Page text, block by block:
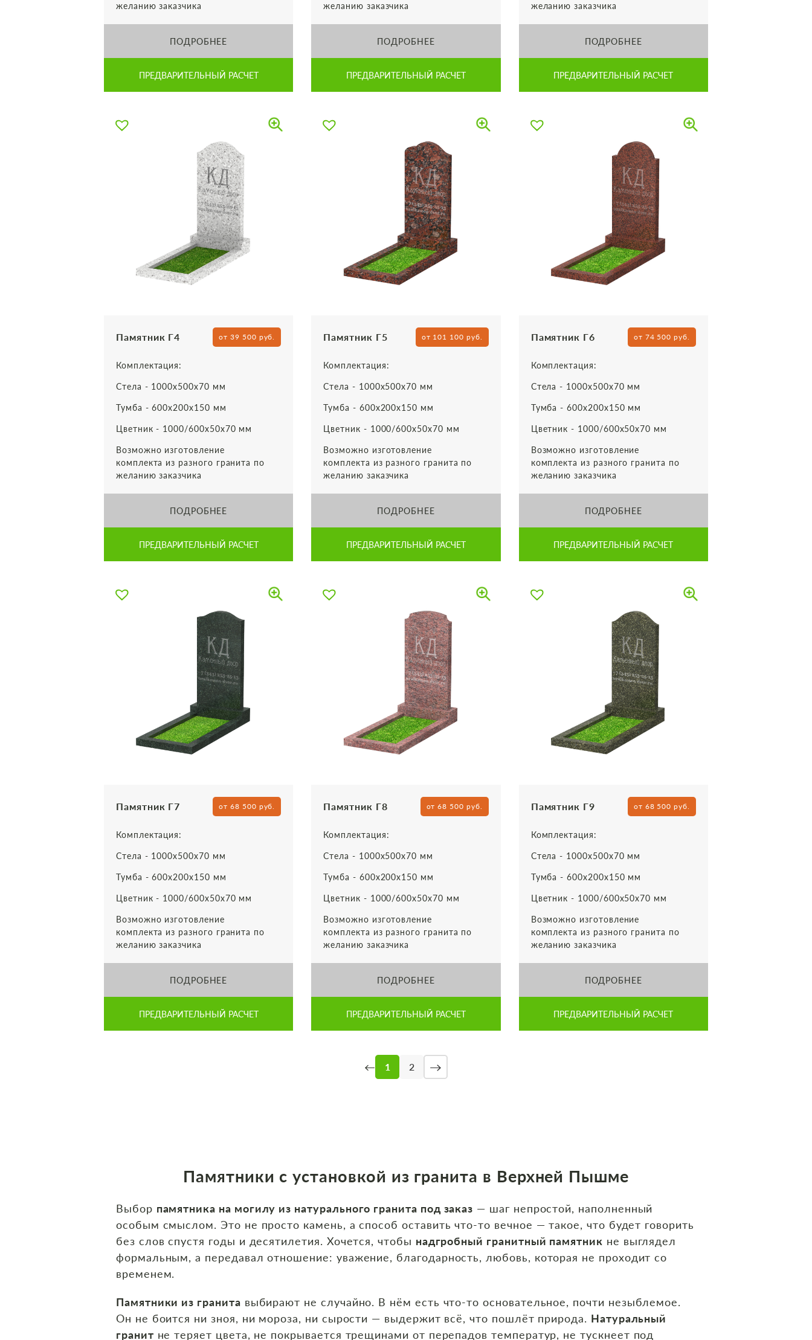
желанию заказчика
ПОДРОБНЕЕ
ПРЕДВАРИТЕЛЬНЫЙ РАСЧЕТ
желанию заказчика
ПОДРОБНЕЕ
ПРЕДВАРИТЕЛЬНЫЙ РАСЧЕТ
желанию заказчика
ПОДРОБНЕЕ
ПРЕДВАРИТЕЛЬНЫЙ РАСЧЕТ
Памятник Г4 от 39 500 руб.
Комплектация:
Стела - 1000х500х70 мм
Тумба - 600х200х150 мм
Цветник - 1000/600х50х70 мм
Возможно изготовление
комплекта из разного гранита по
желанию заказчика
ПОДРОБНЕЕ
ПРЕДВАРИТЕЛЬНЫЙ РАСЧЕТ
Памятник Г5 от 101 100 руб.
Комплектация:
Стела - 1000х500х70 мм
Тумба - 600х200х150 мм
Цветник - 1000/600х50х70 мм
Возможно изготовление
комплекта из разного гранита по
желанию заказчика
ПОДРОБНЕЕ
ПРЕДВАРИТЕЛЬНЫЙ РАСЧЕТ
Памятник Г6 от 74 500 руб.
Комплектация:
Стела - 1000х500х70 мм
Тумба - 600х200х150 мм
Цветник - 1000/600х50х70 мм
Возможно изготовление
комплекта из разного гранита по
желанию заказчика
ПОДРОБНЕЕ
ПРЕДВАРИТЕЛЬНЫЙ РАСЧЕТ
Памятник Г7 от 68 500 руб.
Комплектация:
Стела - 1000х500х70 мм
Тумба - 600х200х150 мм
Цветник - 1000/600х50х70 мм
Возможно изготовление
комплекта из разного гранита по
желанию заказчика
ПОДРОБНЕЕ
ПРЕДВАРИТЕЛЬНЫЙ РАСЧЕТ
Памятник Г8 от 68 500 руб.
Комплектация:
Стела - 1000х500х70 мм
Тумба - 600х200х150 мм
Цветник - 1000/600х50х70 мм
Возможно изготовление
комплекта из разного гранита по
желанию заказчика
ПОДРОБНЕЕ
ПРЕДВАРИТЕЛЬНЫЙ РАСЧЕТ
Памятник Г9 от 68 500 руб.
Комплектация:
Стела - 1000х500х70 мм
Тумба - 600х200х150 мм
Цветник - 1000/600х50х70 мм
Возможно изготовление
комплекта из разного гранита по
желанию заказчика
ПОДРОБНЕЕ
ПРЕДВАРИТЕЛЬНЫЙ РАСЧЕТ
← 1 2 →
Памятники с установкой из гранита в Верхней Пышме
Выбор памятника на могилу из натурального гранита под заказ — шаг непростой, наполненный
особым смыслом. Это не просто камень, а способ оставить что‑то вечное — такое, что будет говорить
без слов спустя годы и десятилетия. Хочется, чтобы надгробный гранитный памятник не выглядел
формальным, а передавал отношение: уважение, благодарность, любовь, которая не проходит со
временем.
Памятники из гранита выбирают не случайно. В нём есть что‑то основательное, почти незыблемое.
Он не боится ни зноя, ни мороза, ни сырости — выдержит всё, что пошлёт природа. Натуральный
гранит не теряет цвета, не покрывается трещинами от перепадов температур, не тускнеет под